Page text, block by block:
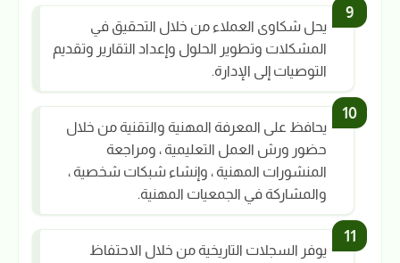
يحل شكاوى العملاء من خلال التحقيق في
المشكلات وتطوير الحلول وإعداد التقارير وتقديم
التوصيات إلى الإدارة.
يحافظ على المعرفة المهنية والتقنية من خلال
حضور ورش العمل التعليمية ، ومراجعة
المنشورات المهنية ، وإنشاء شبكات شخصية ،
والمشاركة في الجمعيات المهنية.
يوفر السجلات التاريخية من خلال الاحتفاظ